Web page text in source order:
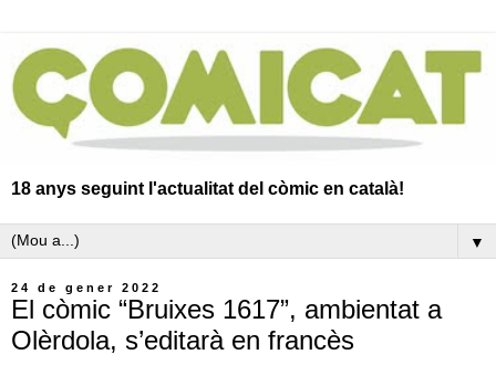
18 anys seguint l'actualitat del còmic en català!
▼
24 de gener 2022
El còmic “Bruixes 1617”, ambientat a
Olèrdola, s’editarà en francès